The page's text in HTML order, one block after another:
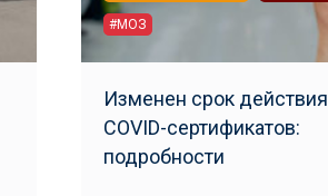
#МОЗ
Изменен срок действия
COVID-сертификатов:
подробности